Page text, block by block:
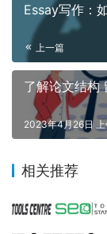
Essay写作：
上一篇
了解论文结构
2023年4月26日
相关推荐